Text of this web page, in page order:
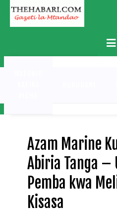
Skip
content
Azam Marine
Abiria Tanga –
Pemba kwa
Kisasa